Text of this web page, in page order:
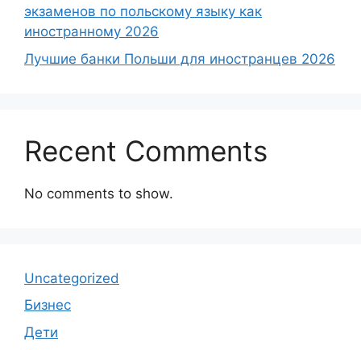
экзаменов по польскому языку как
иностранному 2026
Лучшие банки Польши для иностранцев 2026
Recent Comments
No comments to show.
Uncategorized
Бизнес
Дети